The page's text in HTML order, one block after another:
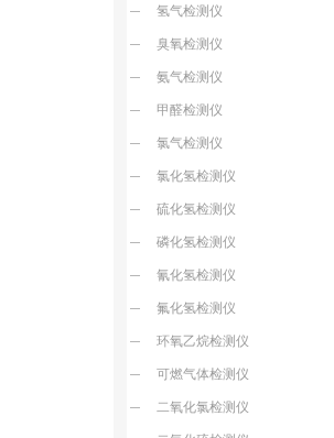
氢气检测仪
臭氧检测仪
氨气检测仪
甲醛检测仪
氯气检测仪
氯化氢检测仪
硫化氢检测仪
磷化氢检测仪
氰化氢检测仪
氟化氢检测仪
环氧乙烷检测仪
可燃气体检测仪
二氧化氯检测仪